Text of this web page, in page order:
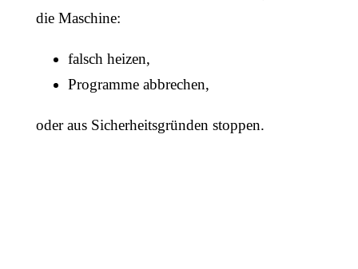
die Maschine:
falsch heizen,
Programme abbrechen,
oder aus Sicherheitsgründen stoppen.